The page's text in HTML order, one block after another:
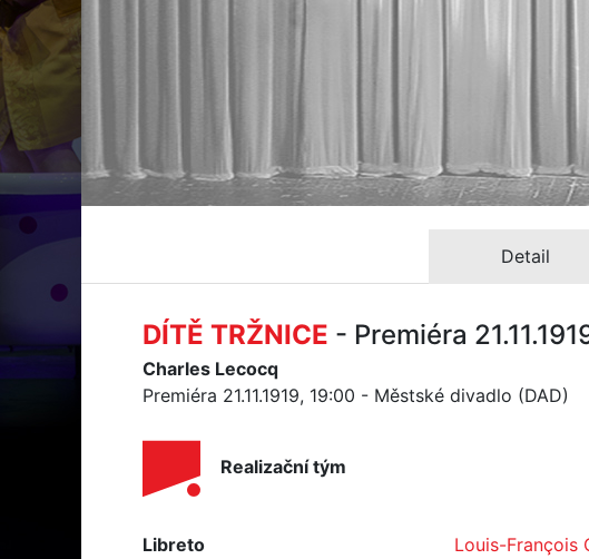
Detail
DÍTĚ TRŽNICE - Premiéra
Charles Lecocq
Premiéra 21.11.1919, 19:00 - Městské divadlo (DAD)
Realizační tým
Libreto
Louis-François